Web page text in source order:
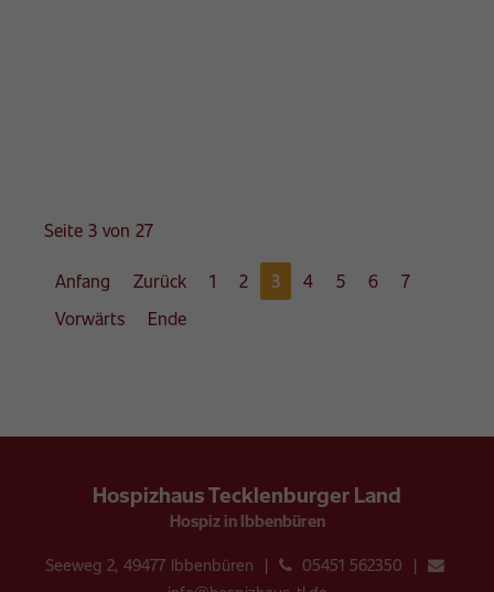
Seite 3 von 27
Anfang Zurück 1 2 3 4 5 6
7
Vorwärts
Ende
Hospizhaus Tecklenburger Land
Hospiz in Ibbenbüren
Seeweg 2, 49477 Ibbenbüren |
05451 562350 |